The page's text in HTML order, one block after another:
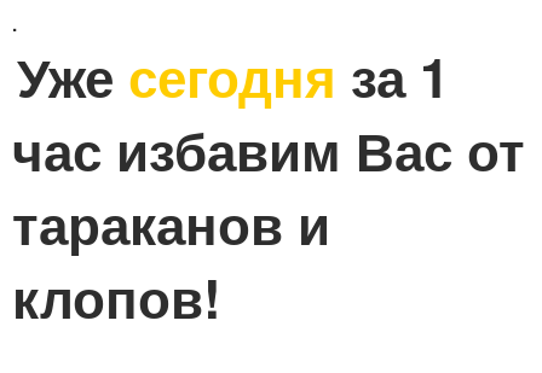
.
Уже сегодня за 1
час избавим Вас от
тараканов и
клопов!